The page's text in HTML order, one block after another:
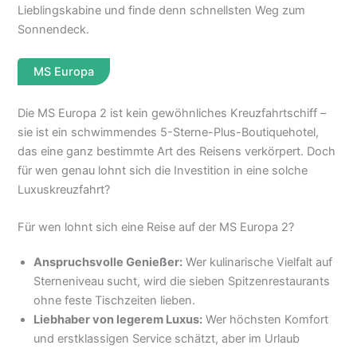
Lieblingskabine und finde denn schnellsten Weg zum
Sonnendeck.
MS Europa
Die MS Europa 2 ist kein gewöhnliches Kreuzfahrtschiff –
sie ist ein schwimmendes 5-Sterne-Plus-Boutiquehotel,
das eine ganz bestimmte Art des Reisens verkörpert. Doch
für wen genau lohnt sich die Investition in eine solche
Luxuskreuzfahrt?
Für wen lohnt sich eine Reise auf der MS Europa 2?
Anspruchsvolle Genießer: Wer kulinarische Vielfalt auf
Sterneniveau sucht, wird die sieben Spitzenrestaurants
ohne feste Tischzeiten lieben.
Liebhaber von legerem Luxus: Wer höchsten Komfort
und erstklassigen Service schätzt, aber im Urlaub